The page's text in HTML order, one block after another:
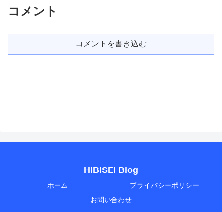
コメント
コメントを書き込む
HIBISEI Blog
ホーム
プライバシーポリシー
お問い合わせ